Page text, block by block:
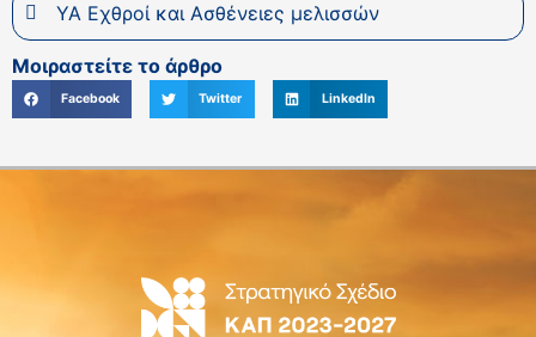
ΥΑ Εχθροί και Ασθένειες μελισσών
Μοιραστείτε το άρθρο
Facebook Twitter LinkedIn